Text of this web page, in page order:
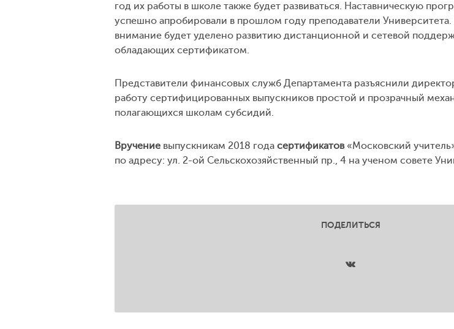
год их работы в школе также будет развиваться. Наставническую
успешно апробировали в прошлом году преподаватели
внимание будет уделено развитию дистанционной и сетевой
обладающих сертификатом.
Представители финансовых служб Департамента разъяснили
работу сертифицированных выпускников простой и прозрачный
полагающихся школам субсидий.
Вручение выпускникам 2018 года сертификатов«Московский
по адресу: ул. 2-ой Сельскохозяйственный пр., 4 на ученом совете
ПОДЕЛИТЬСЯ